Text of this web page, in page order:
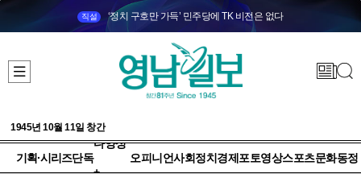
직설 ‘정치 구호만 가득’ 민주당에 TK 비전은 없다
1945년 10월 11일 창간
기획·시리즈단독
다양성
+
오피니언사회정치 경제 포토영상스포츠문화동정